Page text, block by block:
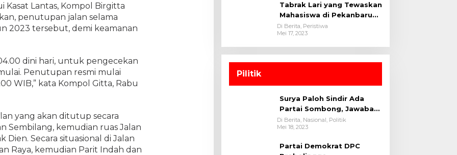
Lantas, Kompol Birgitta
penutupan jalan selama
2023 tersebut, demi keamanan
dini hari, untuk pengecekan
Penutupan resmi mulai
WIB,” kata Kompol Gitta, Rabu
yang akan ditutup secara
Sembilang, kemudian ruas Jalan
Dien. Secara situasional di Jalan
Raya, kemudian Parit Indah dan
Tabrak Lari yang Tewaskan
Mahasiswa di Pekanbaru
Ditangkap Polisi
Di Berita, Peristiwa
Mei 17, 2023
Pilitik
Surya Paloh Sindir Ada
Partai Sombong, Jawaban
Megawati
Di Berita, Nasional, Politik
Mei 18, 2023
Partai Demokrat DPC